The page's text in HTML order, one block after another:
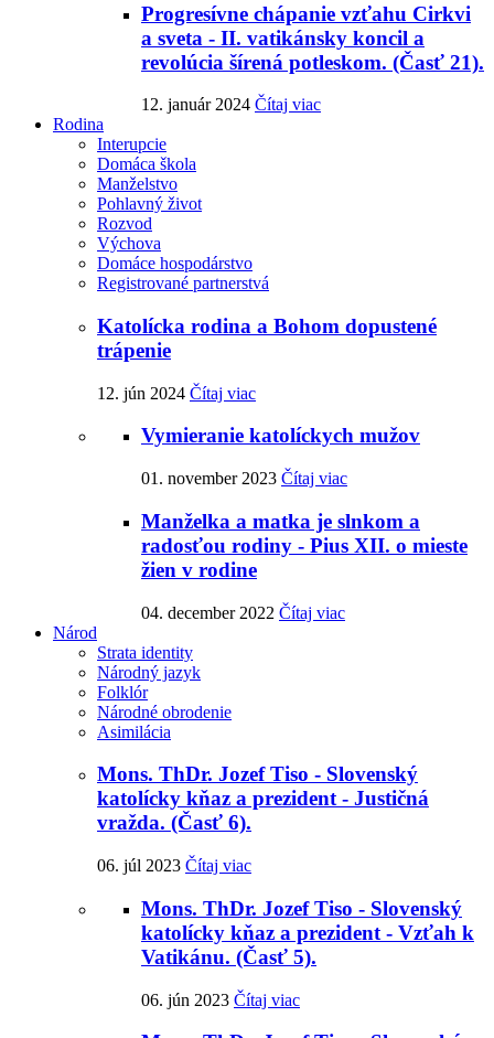
Progresívne chápanie vzťahu Cirkvi
a sveta - II. vatikánsky koncil a
revolúcia šírená potleskom. (Časť 21).
12. január 2024 Čítaj viac
Rodina
Interupcie
Domáca škola
Manželstvo
Pohlavný život
Rozvod
Výchova
Domáce hospodárstvo
Registrované partnerstvá
Katolícka rodina a Bohom dopustené
trápenie
12. jún 2024 Čítaj viac
Vymieranie katolíckych mužov
01. november 2023 Čítaj viac
Manželka a matka je slnkom a
radosťou rodiny - Pius XII. o mieste
žien v rodine
04. december 2022 Čítaj viac
Národ
Strata identity
Národný jazyk
Folklór
Národné obrodenie
Asimilácia
Mons. ThDr. Jozef Tiso - Slovenský
katolícky kňaz a prezident - Justičná
vražda. (Časť 6).
06. júl 2023 Čítaj viac
Mons. ThDr. Jozef Tiso - Slovenský
katolícky kňaz a prezident - Vzťah k
Vatikánu. (Časť 5).
06. jún 2023 Čítaj viac